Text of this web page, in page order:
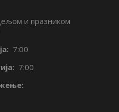
и празником
7:00
7:00